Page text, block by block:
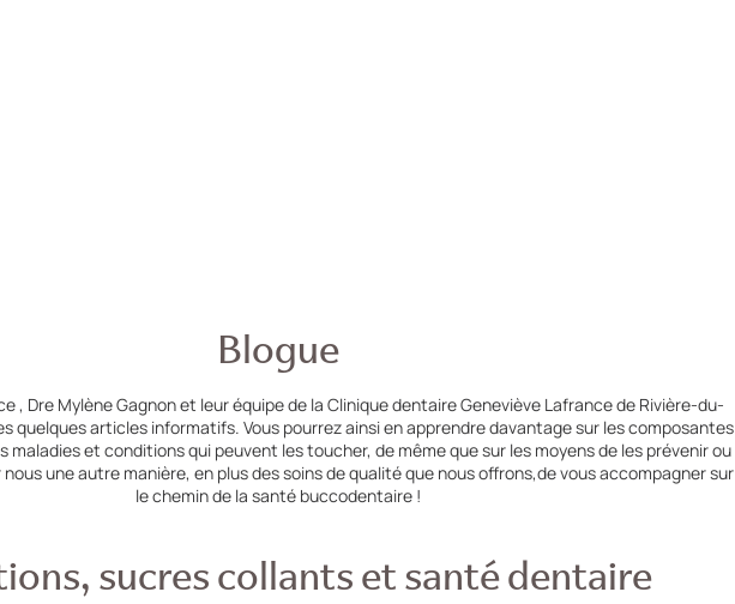
Blogue
, Dre Mylène Gagnon et leur équipe de la Clinique dentaire Geneviève Lafrance de Rivière-du-
quelques articles informatifs. Vous pourrez ainsi en apprendre davantage sur les composantes
maladies et conditions qui peuvent les toucher, de même que sur les moyens de les prévenir ou
nous une autre manière, en plus des soins de qualité que nous offrons,de vous accompagner sur
le chemin de la santé buccodentaire !
sucres collants et santé dentaire